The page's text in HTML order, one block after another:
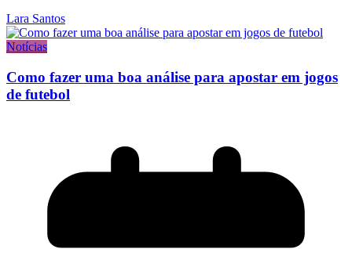
Lara Santos
Notícias
Como fazer uma boa análise para apostar em jogos
de futebol